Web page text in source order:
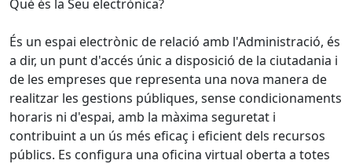
Què és la Seu electrònica?
És un espai electrònic de relació amb l'Administració, és
a dir, un punt d'accés únic a disposició de la ciutadania i
de les empreses que representa una nova manera de
realitzar les gestions públiques, sense condicionaments
horaris ni d'espai, amb la màxima seguretat i
contribuint a un ús més eficaç i eficient dels recursos
públics. Es configura una oficina virtual oberta a totes